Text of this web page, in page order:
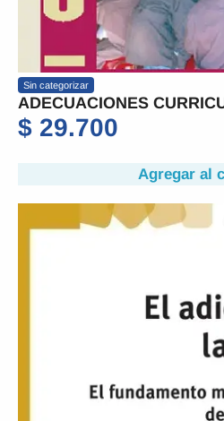
Sin categorizar
ADECUACIONES
$ 29.700
Agregar al